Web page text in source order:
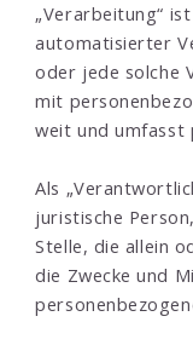
„Verarbeitung“
automatisierter
oder jede solche
mit
weit und umfasst
Als
juristische
Stelle, die allein
die Zwecke und